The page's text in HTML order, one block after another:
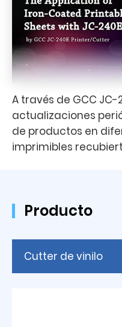
A través de GCC
actualizaciones
de productos en
imprimibles
Producto
Cutter de vinilo